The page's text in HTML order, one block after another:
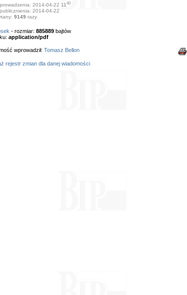
2014-04-22 1140
2014-04-22
9149 razy
- rozmiar: 885889bajtów
application/pdf
wprowadził: Tomasz Bellon
rejestr zmian dla danej wiadomości